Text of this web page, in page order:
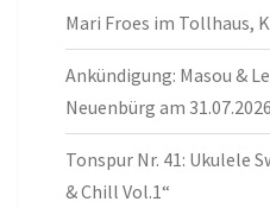
Mari Froes im Tollhaus,
Ankündigung: Masou &
Neuenbürg am 31.07.2026
Tonspur Nr. 41: Ukulele
& Chill Vol.1“